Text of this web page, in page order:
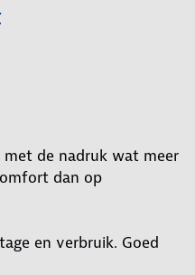
met de nadruk wat meer
dan op
en verbruik. Goed